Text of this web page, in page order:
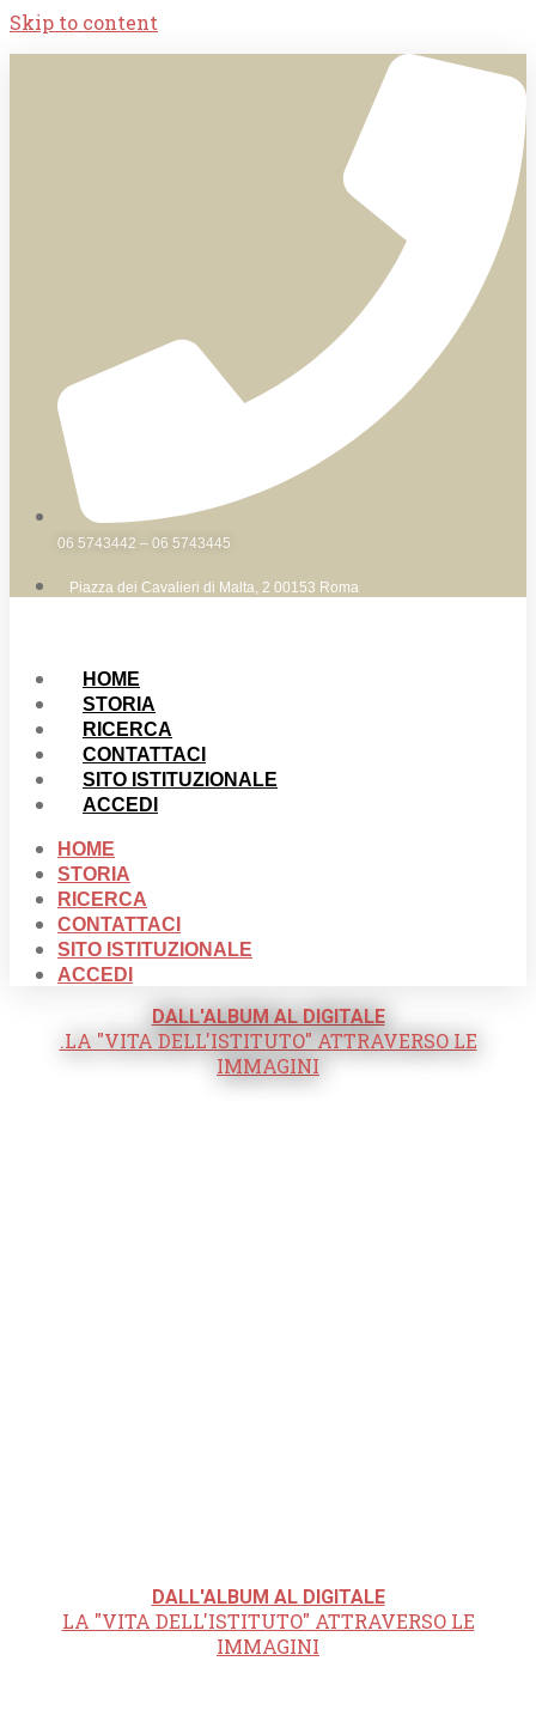
Skip to content
06 5743442 – 06 5743445
Piazza dei Cavalieri di Malta, 2 00153 Roma
HOME
STORIA
RICERCA
CONTATTACI
SITO ISTITUZIONALE
ACCEDI
HOME
STORIA
RICERCA
CONTATTACI
SITO ISTITUZIONALE
ACCEDI
DALL'ALBUM AL DIGITALE
.LA "VITA DELL'ISTITUTO" ATTRAVERSO LE
IMMAGINI
DALL'ALBUM AL DIGITALE
LA "VITA DELL'ISTITUTO" ATTRAVERSO LE
IMMAGINI